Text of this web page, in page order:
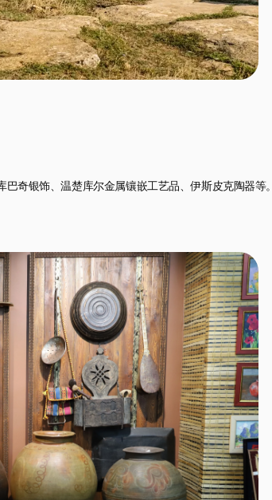
奇银饰、温楚库尔金属镶嵌工艺品、伊斯皮克陶器等。